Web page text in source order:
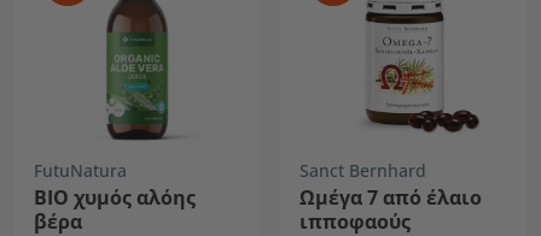
FutuNatura
BIO χυμός αλόης
βέρα
Sanct Bernhard
Ωμέγα 7 από έλαιο
ιπποφαούς